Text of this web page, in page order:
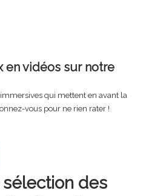
en vidéos sur notre
qui mettent en avant la
vous pour ne rien rater !
des